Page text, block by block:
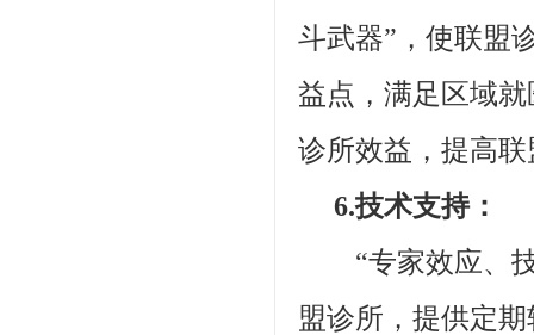
斗武器”，使联盟
益点，满足区域
诊所效益，提高
6.技术支持：
“专家效应、技
盟诊所，提供定